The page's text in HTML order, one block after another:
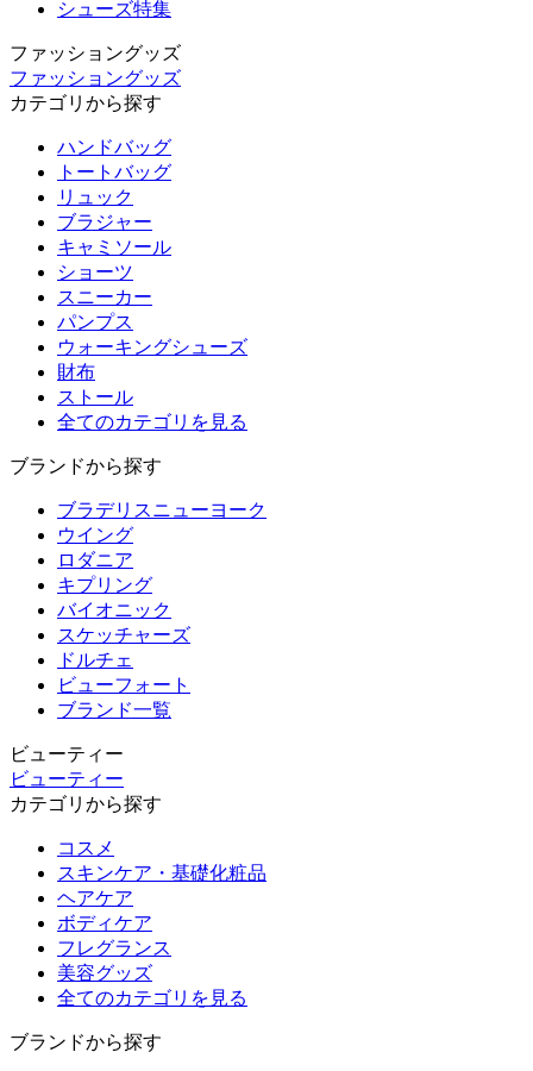
シューズ特集
ファッショングッズ
ファッショングッズ
カテゴリから探す
ハンドバッグ
トートバッグ
リュック
ブラジャー
キャミソール
ショーツ
スニーカー
パンプス
ウォーキングシューズ
財布
ストール
全てのカテゴリを見る
ブランドから探す
ブラデリスニューヨーク
ウイング
ロダニア
キプリング
バイオニック
スケッチャーズ
ドルチェ
ビューフォート
ブランド一覧
ビューティー
ビューティー
カテゴリから探す
コスメ
スキンケア・基礎化粧品
ヘアケア
ボディケア
フレグランス
美容グッズ
全てのカテゴリを見る
ブランドから探す